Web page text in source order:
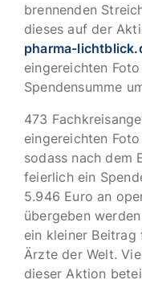
brennenden
dieses auf der
pharma-
eingereichten
Spendensumme
473
eingereichten
sodass nach dem
feierlich ein
5.946 Euro an
übergeben
ein kleiner
Ärzte der Welt.
dieser Aktion